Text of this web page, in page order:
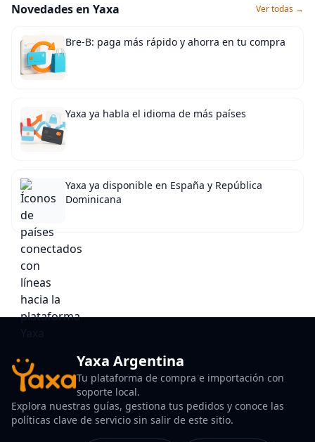
Novedades en Yaxa Ver todas →
Bre-B: paga más rápido y ahorra en tu compra
Yaxa ya habla el idioma de más países
Yaxa ya disponible en España y República
Dominicana
Yaxa Argentina
Tu plataforma de compra e importación con
soporte local.
Explora nuestras guías, gestiona tus pedidos y conoce las
políticas clave de servicio sin salir de este sitio.